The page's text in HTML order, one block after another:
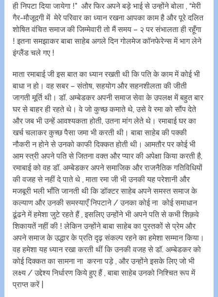
ही निपटा दिया जायेगा !” और फिर अपने बड़े भाई से उन्होंने बोला , “मेरी
गैर-मौजूदगी में मेरे परिवार का ध्यान रखना आपका काम है और पूरे दलित
शोषित वंचित समाज की जिम्मेवारी तो मैं समय – २ पर संभालता ही रहूँगा
! इतना समझाकर बाबा साहेब अगले दिन गोलमेज कॉनफेरेन्स में भाग लेने
इंग्लैंड चले गए !
माता रमाबाई जी इस बात का ध्यान रखती थी कि पति के काम में कोई भी
बाधा न हो। वह सबर – संतोष, सहयोग और सहनशीलता की जीती
जागती मूर्ति थी। डॉ. अम्बेडकर अपनी समाज सेवा के उपलक्ष में बहुत बार
घर से बाहर ही रहते थे। वे जो कुच्छ कमाते थे, उसे वे रमा को सौंप देते
और जब भी उन्हें आवश्यकता होती, उतना मांग लेते थे। रमाबाई घर का
खर्च चलाकर कुच्छ पैसा जमा भी करती थी। बाबा साहेब की पक्की
नौकरी न होने से उनको काफी दिक्कत होती थी। आमतौर पर कोई भी
आम स्त्री अपने पति से जितना वक्त और प्यार की अपेक्षा किया करती है,
रमाबाई को वह डॉ. अम्बेडकर अपने समाजिक और राजनैतिक गतिविधियों
की वजह से नहीं दे पाते थे , माता रमा जी भी उनकी यह परेशानी और
मजबूरी भली भाँति जानती थी कि डॉक्टर साहेब अपने समस्त समाज के
कल्याण और उनकी समस्याएँ निपटाने / उनका कोई ना कोई समाधान
ढूंढने में हमेशा जुटे रहते हैं , इसलिए उन्होंने भी अपने पति से कभी शिक़वे
शिकायतें नहीं की ! लेकिन उन्होंने बाबा साहेब का पुस्तकों से प्रेम और
अपने समाज के उद्धार के प्रति दृढ़ संकल्प रहने का हमेशा सम्मान किया।
वह हमेशा यह ध्यान रखा करती थीं कि उनकी वजह से डॉ. अम्बेडकर को
कोई दिक्कत का सामना ना करना पड़े , और उन्होंने इसके लिए जो भी
लक्ष्य / उद्देश्य निर्धारण किये हुए हैं , बाबा साहेब उनको निश्चित रूप में
प्राप्त करें |